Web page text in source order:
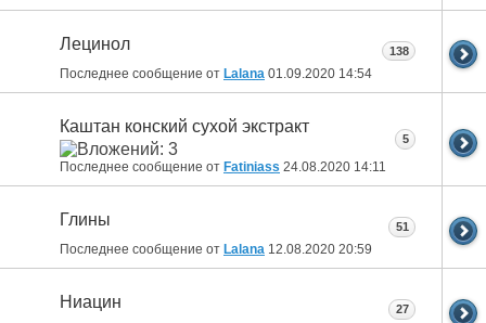
Лецинол
Последнее сообщение от Lalana 01.09.2020 14:54
138
Каштан конский сухой экстракт
Последнее сообщение от Fatiniass 24.08.2020 14:11
5
Глины
Последнее сообщение от Lalana 12.08.2020 20:59
51
Ниацин 27